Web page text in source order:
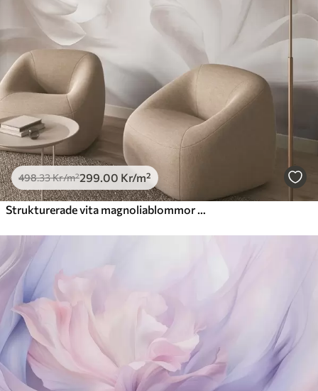
498.33Kr/m²299 .00 Kr/m²